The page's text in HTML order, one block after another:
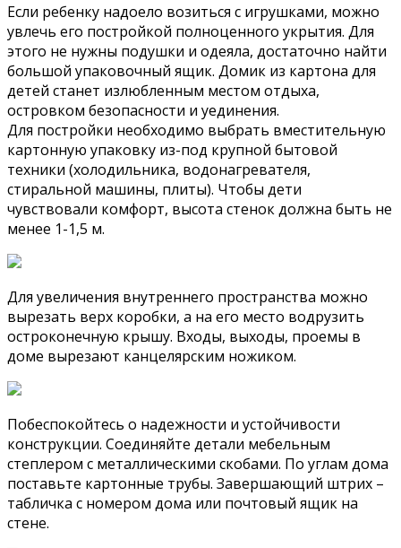
Если ребенку надоело возиться с игрушками, можно
увлечь его постройкой полноценного укрытия. Для
этого не нужны подушки и одеяла, достаточно найти
большой упаковочный ящик. Домик из картона для
детей станет излюбленным местом отдыха,
островком безопасности и уединения.
Для постройки необходимо выбрать вместительную
картонную упаковку из-под крупной бытовой
техники (холодильника, водонагревателя,
стиральной машины, плиты). Чтобы дети
чувствовали комфорт, высота стенок должна быть не
менее 1-1,5 м.
Для увеличения внутреннего пространства можно
вырезать верх коробки, а на его место водрузить
остроконечную крышу. Входы, выходы, проемы в
доме вырезают канцелярским ножиком.
Побеспокойтесь о надежности и устойчивости
конструкции. Соединяйте детали мебельным
степлером с металлическими скобами. По углам дома
поставьте картонные трубы. Завершающий штрих –
табличка с номером дома или почтовый ящик на
стене.